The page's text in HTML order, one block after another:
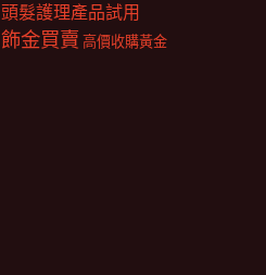
頭髮護理產品試用
飾金買賣 高價收購黃金